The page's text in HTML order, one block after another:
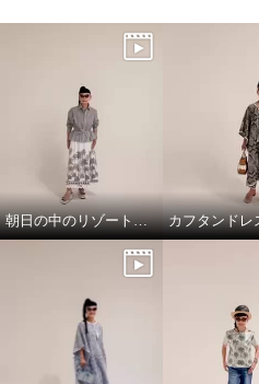
朝日の中のリゾート地の景色のスカートと、ドレスシャツ カフタンドレ